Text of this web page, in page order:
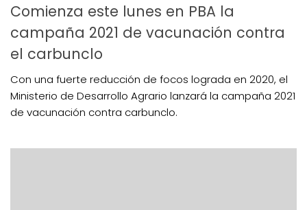
Comienza este lunes en PBA la
campaña 2021 de vacunación contra
el carbunclo
Con una fuerte reducción de focos lograda en 2020, el
Ministerio de Desarrollo Agrario lanzará la campaña 2021
de vacunación contra carbunclo.